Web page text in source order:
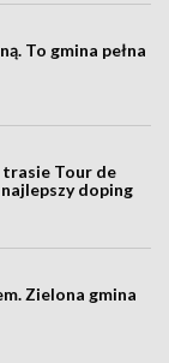
To gmina pełna
trasie Tour de
doping
Zielona gmina